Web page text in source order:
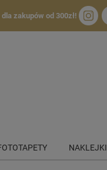
dla zakupów od 300zł!
NAKLEJKI